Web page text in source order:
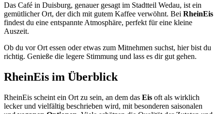
Das Café in Duisburg, genauer gesagt im Stadtteil Wedau, ist ein
gemütlicher Ort, der dich mit gutem Kaffee verwöhnt. Bei RheinEis
findest du eine entspannte Atmosphäre, perfekt für eine kleine
Auszeit.
Ob du vor Ort essen oder etwas zum Mitnehmen suchst, hier bist du
richtig. Genieße die legere Stimmung und lass es dir gut gehen.
RheinEis im Überblick
RheinEis scheint ein Ort zu sein, an dem das Eis oft als wirklich
lecker und vielfältig beschrieben wird, mit besonderen saisonalen